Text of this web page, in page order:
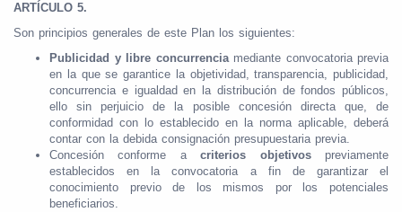
ARTÍCULO 5.
Son principios generales de este Plan los siguientes:
Publicidad y libre concurrencia mediante convocatoria previa
en la que se garantice la objetividad, transparencia, publicidad,
concurrencia e igualdad en la distribución de fondos públicos,
ello sin perjuicio de la posible concesión directa que, de
conformidad con lo establecido en la norma aplicable, deberá
contar con la debida consignación presupuestaria previa.
Concesión conforme acriterios objetivos previamente
establecidos en la convocatoria a fin de garantizar el
conocimiento previo de los mismos por los potenciales
beneficiarios.